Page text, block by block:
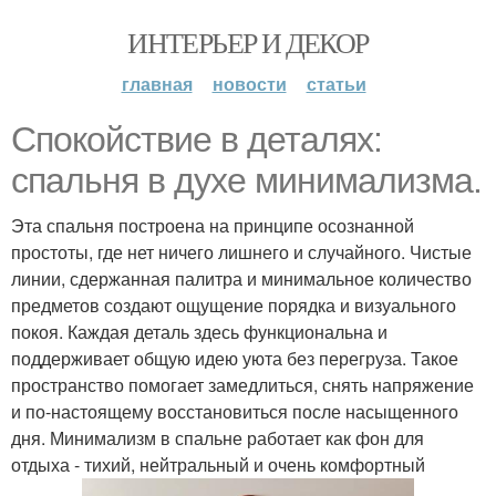
ИНТЕРЬЕР И ДЕКОР
главная новости статьи
Спокойствие в деталях:
спальня в духе минимализма.
Эта спальня построена на принципе осознанной
простоты, где нет ничего лишнего и случайного. Чистые
линии, сдержанная палитра и минимальное количество
предметов создают ощущение порядка и визуального
покоя. Каждая деталь здесь функциональна и
поддерживает общую идею уюта без перегруза. Такое
пространство помогает замедлиться, снять напряжение
и по-настоящему восстановиться после насыщенного
дня. Минимализм в спальне работает как фон для
отдыха - тихий, нейтральный и очень комфортный